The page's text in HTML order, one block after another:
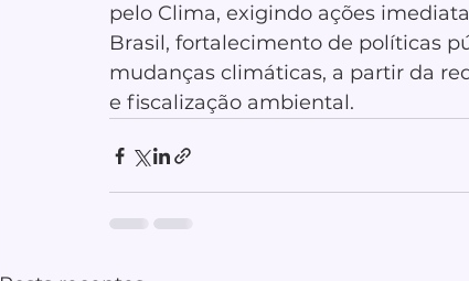
pelo Clima, exigindo ações
Brasil, fortalecimento de políticas
mudanças climáticas, a partir da
e fiscalização ambiental.